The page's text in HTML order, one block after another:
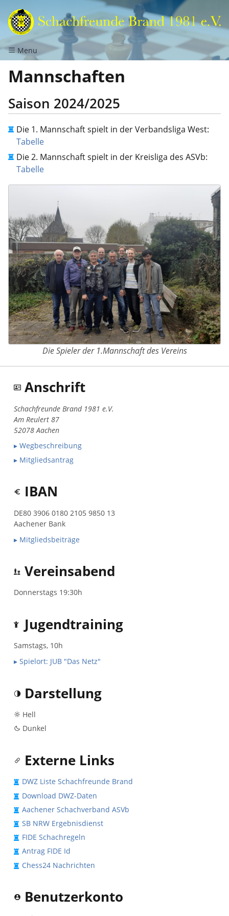
Menu
Mannschaften
Saison 2024/2025
Die 1. Mannschaft spielt in der Verbandsliga West:
Tabelle
Die 2. Mannschaft spielt in der Kreisliga des ASVb:
Tabelle
Die Spieler der 1.Mannschaft des Vereins
Anschrift
Schachfreunde Brand 1981 e.V.
Am Reulert 87
52078 Aachen
▸ Wegbeschreibung
▸ Mitgliedsantrag
IBAN
DE80 3906 0180 2105 9850 13
Aachener Bank
▸ Mitgliedsbeiträge
Vereinsabend
Donnerstags 19:30h
Jugendtraining
Samstags, 10h
▸ Spielort: JUB "Das Netz"
Darstellung
Hell
Dunkel
Externe Links
DWZ Liste Schachfreunde Brand
Download DWZ-Daten
Aachener Schachverband ASVb
SB NRW Ergebnisdienst
FIDE Schachregeln
Antrag FIDE Id
Chess24 Nachrichten
Benutzerkonto